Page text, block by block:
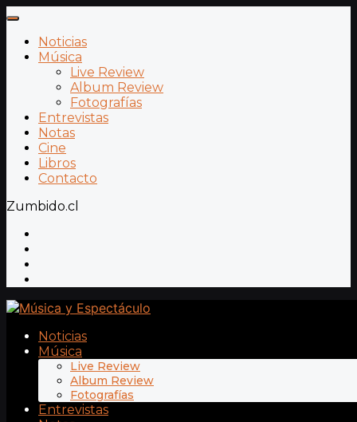
Noticias
Música
Live Review
Album Review
Fotografías
Entrevistas
Notas
Cine
Libros
Contacto
Zumbido.cl
Noticias
Música
Live Review
Album Review
Fotografías
Entrevistas